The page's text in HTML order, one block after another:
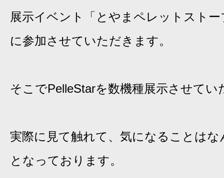
展示イベント「とやまペレットスト
に参加させていただきます。
そこでPelleStarを数機種展示させてい
実際に見て触れて、気になることはな
となっております。